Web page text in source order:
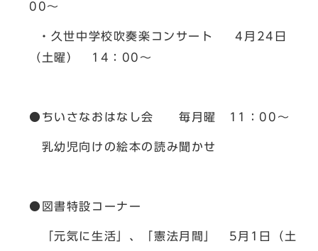
00～
・久世中学校吹奏楽コンサート 4月24日
（土曜） 14：00～
●ちいさなおはなし会 毎月曜 11：00～
乳幼児向けの絵本の読み聞かせ
●図書特設コーナー
「元気に生活」、「憲法月間」 5月1日（土